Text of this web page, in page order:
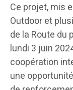
Ce projet, mis
Outdoor et
de la Route du
lundi 3 juin
coopération
une